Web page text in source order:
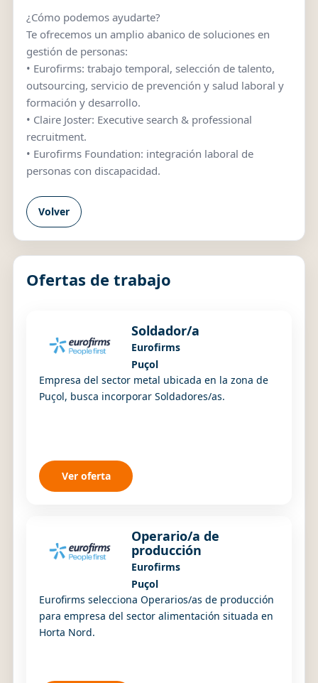
¿Cómo podemos ayudarte?
Te ofrecemos un amplio abanico de soluciones en
gestión de personas:
• Eurofirms: trabajo temporal, selección de talento,
outsourcing, servicio de prevención y salud laboral y
formación y desarrollo.
• Claire Joster: Executive search & professional
recruitment.
• Eurofirms Foundation: integración laboral de
personas con discapacidad.
Volver
Ofertas de trabajo
Soldador/a
Eurofirms
Puçol
Empresa del sector metal ubicada en la zona de
Puçol, busca incorporar Soldadores/as.
Ver oferta
Operario/a de
producción
Eurofirms
Puçol
Eurofirms selecciona Operarios/as de producción
para empresa del sector alimentación situada en
Horta Nord.